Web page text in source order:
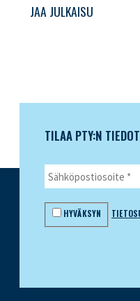
JAA JULKAISU
TILAA PTY:N
HYVÄKSYN